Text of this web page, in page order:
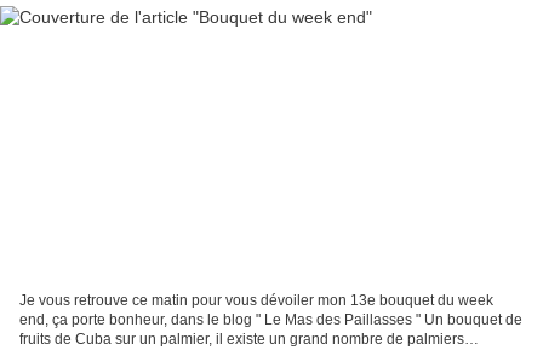
Je vous retrouve ce matin pour vous dévoiler mon 13e bouquet du week
end, ça porte bonheur, dans le blog " Le Mas des Paillasses " Un bouquet de
fruits de Cuba sur un palmier, il existe un grand nombre de palmiers